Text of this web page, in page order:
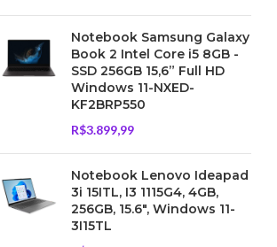
Notebook Samsung Galaxy
Book 2 Intel Core i5 8GB -
SSD 256GB 15,6” Full HD
Windows 11-NXED-
KF2BRP550
R$3.899,99
Notebook Lenovo Ideapad
3i 15ITL, I3 1115G4, 4GB,
256GB, 15.6", Windows 11-
3I15TL